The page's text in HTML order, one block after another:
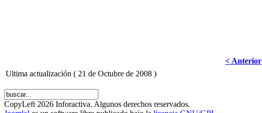
< Anterior
Ultima actualización ( 21 de Octubre de 2008 )
CopyLeft 2026 Inforactiva. Algunos derechos reservados.